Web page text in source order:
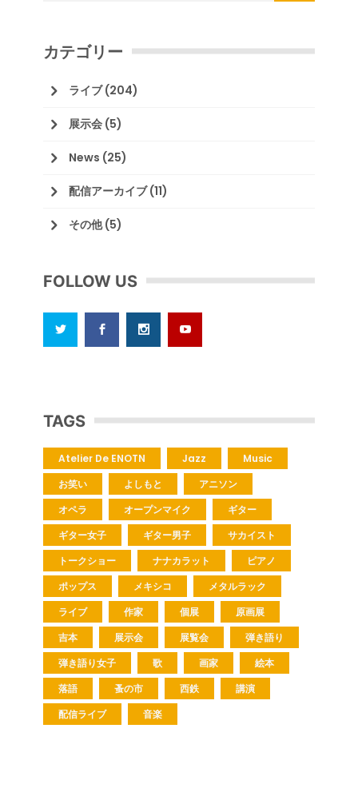
カテゴリー
ライブ(204)
展示会 (5)
News (25)
配信アーカイブ(11)
その他(5)
FOLLOW US
TAGS
Atelier De ENOTN Jazz
Music
お笑い
よしもと
アニソン
オペラ
オープンマイク
ギター
ギター女子
ギター男子
サカイスト
トークショー
ナナカラット
ピアノ
ポップス
メキシコ
メタルラック
ライブ
作家 個展
原画展
吉本
展示会 展覧会
弾き語り
弾き語り女子
歌 画家
絵本
落語
蚤の市 西鉄
講演
配信ライブ
音楽